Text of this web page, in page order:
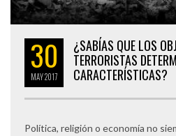
30
MAY2017
¿SABÍAS QUE LOS
TERRORISTAS
CARACTERÍSTICAS?
Política, religión o economía no